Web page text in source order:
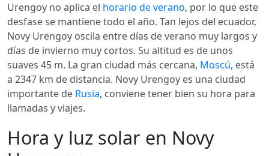
Urengoy no aplica el horario de verano, por lo que este
desfase se mantiene todo el año. Tan lejos del ecuador,
Novy Urengoy oscila entre días de verano muy largos y
días de invierno muy cortos. Su altitud es de unos
suaves 45 m. La gran ciudad más cercana, Moscú, está
a 2347 km de distancia. Novy Urengoy es una ciudad
importante de Rusia, conviene tener bien su hora para
llamadas y viajes.
Hora y luz solar en Novy